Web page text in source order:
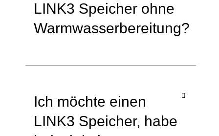
LINK3 Speicher ohne
Warmwasserbereitung?
Ich möchte einen
LINK3 Speicher, habe